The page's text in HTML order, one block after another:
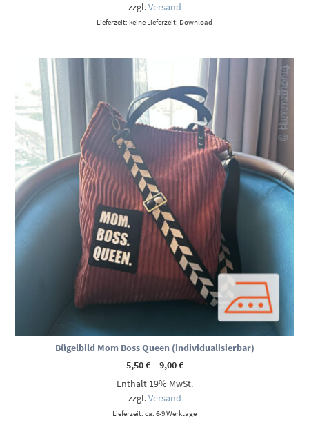
zzgl.Versand
Lieferzeit: keine Lieferzeit: Download
Bügelbild Mom Boss Queen (individualisierbar)
5,50€–9,00€Preisspanne:
bis
Enthält 19% MwSt.
zzgl.Versand
Lieferzeit: ca. 6-9 Werktage